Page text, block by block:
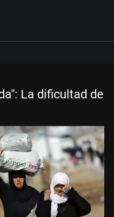
La dificultad de